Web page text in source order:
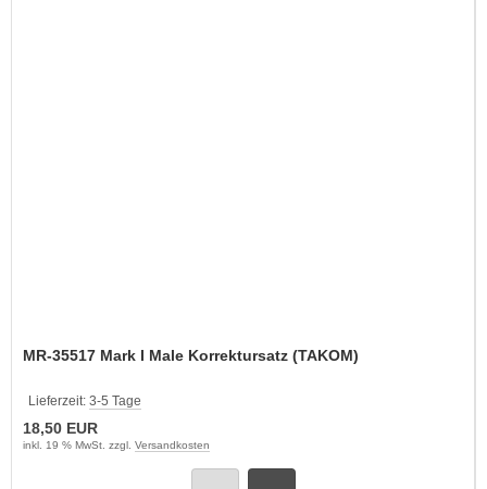
MR-35517 Mark I Male Korrektursatz (TAKOM)
Lieferzeit: 3-5 Tage
18,50 EUR
inkl. 19 % MwSt. zzgl. Versandkosten